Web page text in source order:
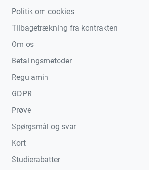
Politik om cookies
Tilbagetrækning fra kontrakten
Om os
Betalingsmetoder
Regulamin
GDPR
Prøve
Spørgsmål og svar
Kort
Studierabatter